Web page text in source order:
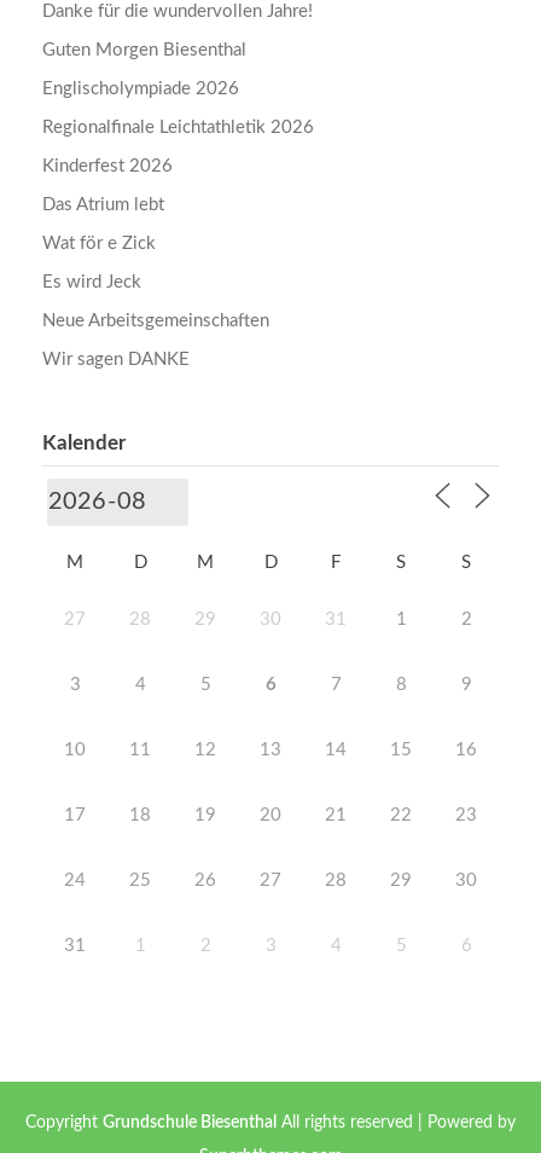
Danke für die wundervollen Jahre!
Guten Morgen Biesenthal
Englischolympiade 2026
Regionalfinale Leichtathletik 2026
Kinderfest 2026
Das Atrium lebt
Wat för e Zick
Es wird Jeck
Neue Arbeitsgemeinschaften
Wir sagen DANKE
Kalender
M D M D F S S
27 28 29 30 31 1 2
3 4 5 6 7 8 9
10 11 12 13 14 15 16
17 18 19 20 21 22 23
24 25 26 27 28 29 30
31 1 2 3 4 5 6
Copyright Grundschule Biesenthal All rights reserved
| Powered by